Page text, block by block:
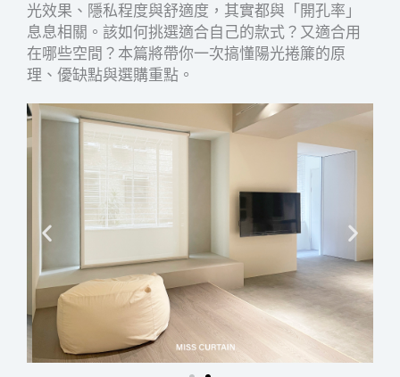
光效果、隱私程度與舒適度，其實都與「開孔率」
息息相關。該如何挑選適合自己的款式？又適合用
在哪些空間？本篇將帶你一次搞懂陽光捲簾的原
理、優缺點與選購重點。